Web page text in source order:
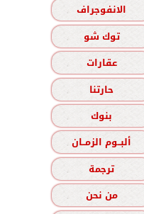
الانفوجراف
توك شو
عقارات
حارتنا
بنوك
ألبــوم الزمــان
ترجمة
من نحن